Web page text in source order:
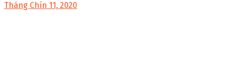
Tháng Chín 11, 2020